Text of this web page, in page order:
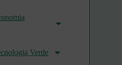
Verde